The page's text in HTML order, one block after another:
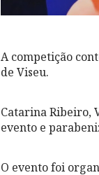
A competição
de Viseu.
Catarina Ribeiro,
evento e
O evento foi